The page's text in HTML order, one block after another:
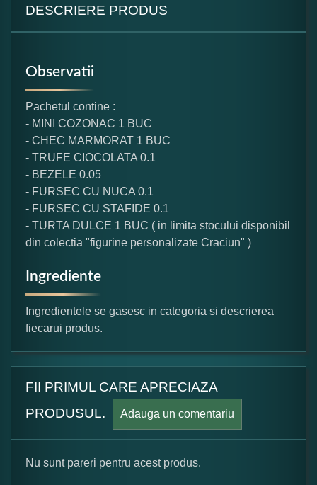
DESCRIERE PRODUS
Observatii
Pachetul contine :
- MINI COZONAC 1 BUC
- CHEC MARMORAT 1 BUC
- TRUFE CIOCOLATA 0.1
- BEZELE 0.05
- FURSEC CU NUCA 0.1
- FURSEC CU STAFIDE 0.1
- TURTA DULCE 1 BUC ( in limita stocului disponibil
din colectia "figurine personalizate Craciun" )
Ingrediente
Ingredientele se gasesc in categoria si descrierea
fiecarui produs.
FII PRIMUL CARE APRECIAZA
PRODUSUL.
Adauga un comentariu
Nu sunt pareri pentru acest produs.